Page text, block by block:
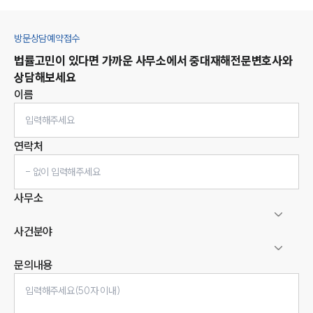
방문상담예약접수
법률고민이 있다면 가까운 사무소에서 중대재해전문변호사와
상담해보세요
이름
연락처
사무소
사건분야
문의내용